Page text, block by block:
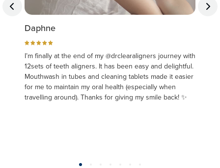
Daphne
I’m finally at the end of my @drclearaligners journey with
12sets of teeth aligners. It has been easy and delightful.
Mouthwash in tubes and cleaning tablets made it easier
for me to maintain my oral health (especially when
travelling around). Thanks for giving my smile back! ✨